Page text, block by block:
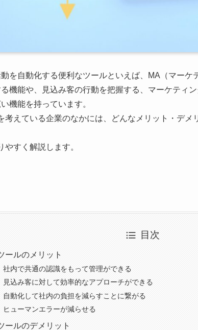
を自動化する便利なツールといえば、MA（マーケ
機能や、見込み客の行動を把握する、マーケティ
機能を持っています。
考えている企業のなかには、どんなメリット・デメ
やすく解説します。
目次
ールのメリット
社内で共通の認識をもって管理ができる
見込み客に対して効率的なアプローチができる
自動化して社内の負担を減らすことに繋がる
ヒューマンエラーが減らせる
ールのデメリット